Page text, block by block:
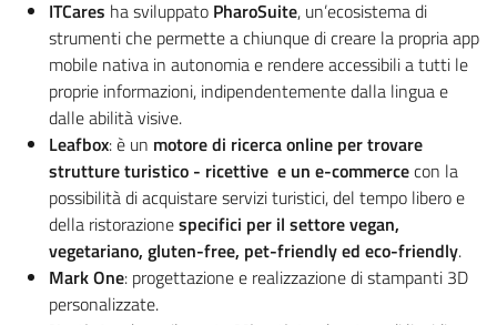
ITCares ha sviluppato PharoSuite, un’ecosistema di
strumenti che permette a chiunque di creare la propria app
mobile nativa in autonomia e rendere accessibili a tutti le
proprie informazioni, indipendentemente dalla lingua e
dalle abilità visive.
Leafbox: è un motore di ricerca online per trovare
strutture turistico - ricettive e un e-commercecon la
possibilità di acquistare servizi turistici, del tempo libero e
della ristorazionespecifici per il settore vegan,
vegetariano, gluten-free, pet-friendly ed eco-friendly.
Mark One: progettazione e realizzazione di stampanti 3D
personalizzate.